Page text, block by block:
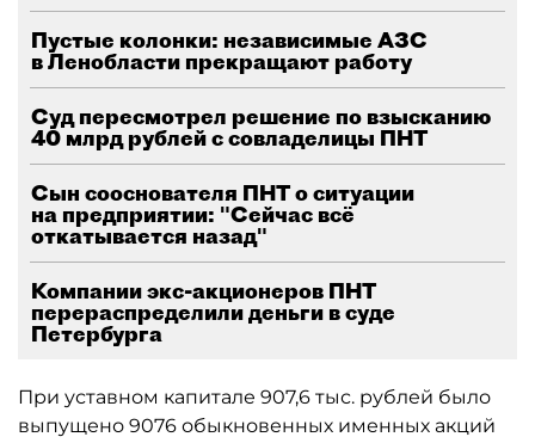
Пустые колонки: независимые АЗС
в Ленобласти прекращают работу
Суд пересмотрел решение по взысканию
40 млрд рублей с совладелицы ПНТ
Сын сооснователя ПНТ о ситуации
на предприятии: "Сейчас всё
откатывается назад"
Компании экс-акционеров ПНТ
перераспределили деньги в суде
Петербурга
При уставном капитале 907,6 тыс. рублей было
выпущено 9076 обыкновенных именных акций